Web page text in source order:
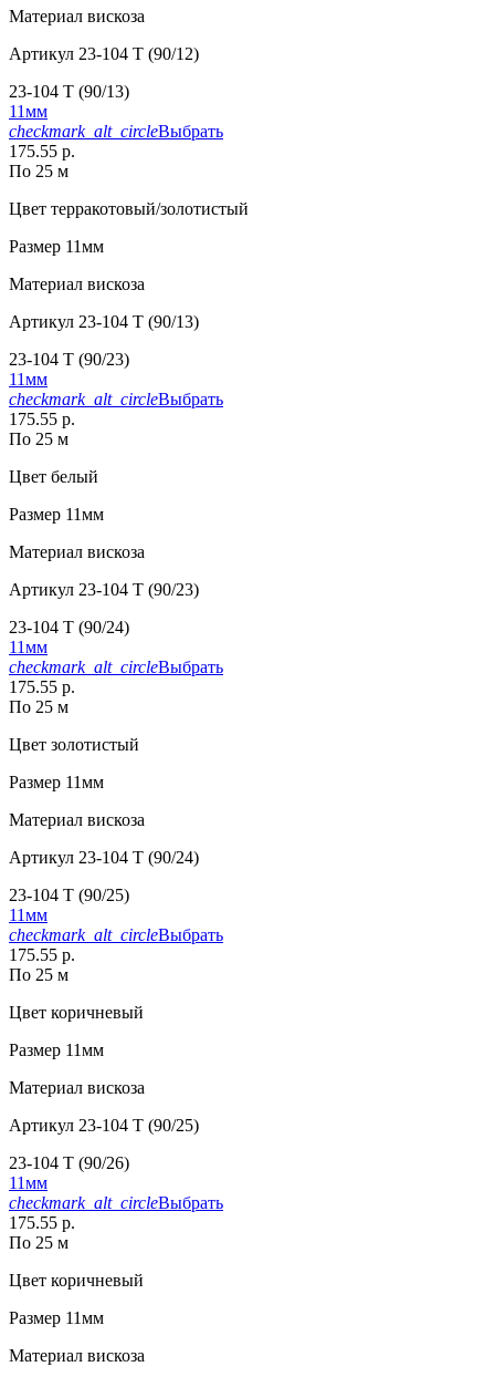
Материал вискоза
Артикул 23-104 T (90/12)
23-104 T (90/13)
11мм
checkmark_alt_circleВыбрать
175.55 р.
По 25 м
Цвет терракотовый/золотистый
Размер 11мм
Материал вискоза
Артикул 23-104 T (90/13)
23-104 T (90/23)
11мм
checkmark_alt_circleВыбрать
175.55 р.
По 25 м
Цвет белый
Размер 11мм
Материал вискоза
Артикул 23-104 T (90/23)
23-104 T (90/24)
11мм
checkmark_alt_circleВыбрать
175.55 р.
По 25 м
Цвет золотистый
Размер 11мм
Материал вискоза
Артикул 23-104 T (90/24)
23-104 T (90/25)
11мм
checkmark_alt_circleВыбрать
175.55 р.
По 25 м
Цвет коричневый
Размер 11мм
Материал вискоза
Артикул 23-104 T (90/25)
23-104 T (90/26)
11мм
checkmark_alt_circleВыбрать
175.55 р.
По 25 м
Цвет коричневый
Размер 11мм
Материал вискоза